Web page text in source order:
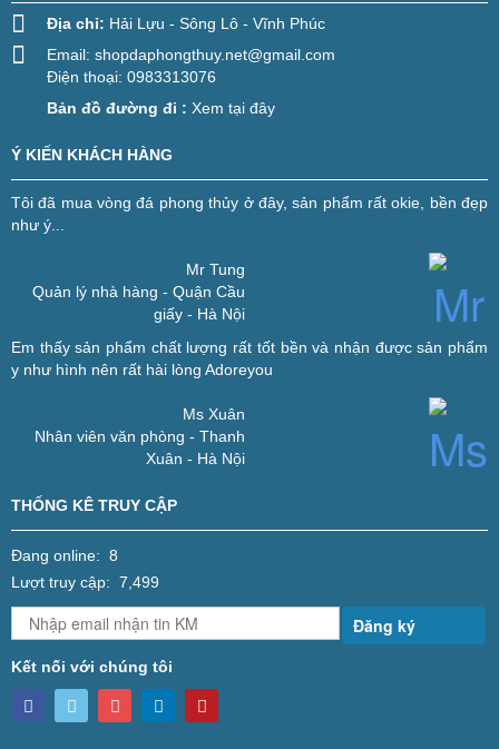
Địa chỉ: Hải Lựu - Sông Lô - Vĩnh Phúc
Email: shopdaphongthuy.net@gmail.com
Điện thoại: 0983313076
Bản đồ đường đi : Xem tại đây
Ý KIẾN KHÁCH HÀNG
Tôi đã mua vòng đá phong thủy ở đây, sản phẩm rất okie, bền đẹp
như ý...
Mr Tung
Quản lý nhà hàng - Quận Cầu
giấy - Hà Nội
Em thấy sản phẩm chất lượng rất tốt bền và nhận được sản phẩm
y như hình nên rất hài lòng Adoreyou
Ms Xuân
Nhân viên văn phòng - Thanh
Xuân - Hà Nội
THỐNG KÊ TRUY CẬP
Đang online: 8
Lượt truy cập: 7,499
Đăng ký
Kết nối với chúng tôi